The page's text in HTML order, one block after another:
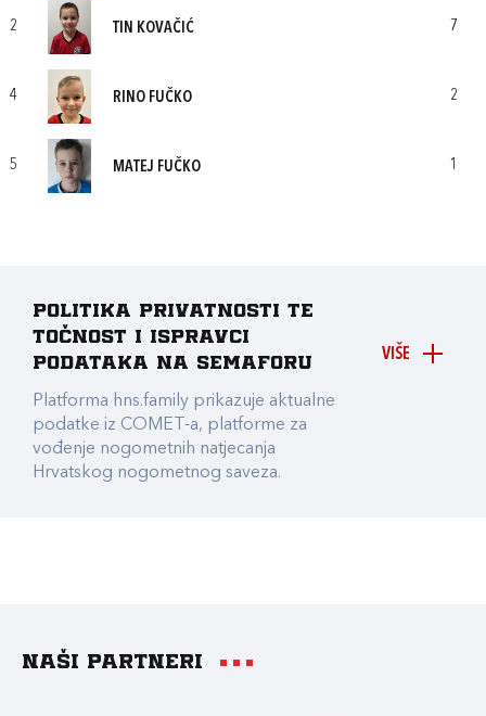
2 TIN KOVAČIĆ 7
4 RINO FUČKO 2
5 MATEJ FUČKO 1
VIŠE
Politika privatnosti te
točnost i ispravci
podataka na Semaforu
Platforma hns.family prikazuje aktualne
podatke iz COMET-a, platforme za
vođenje nogometnih natjecanja
Hrvatskog nogometnog saveza.
Naši partneri